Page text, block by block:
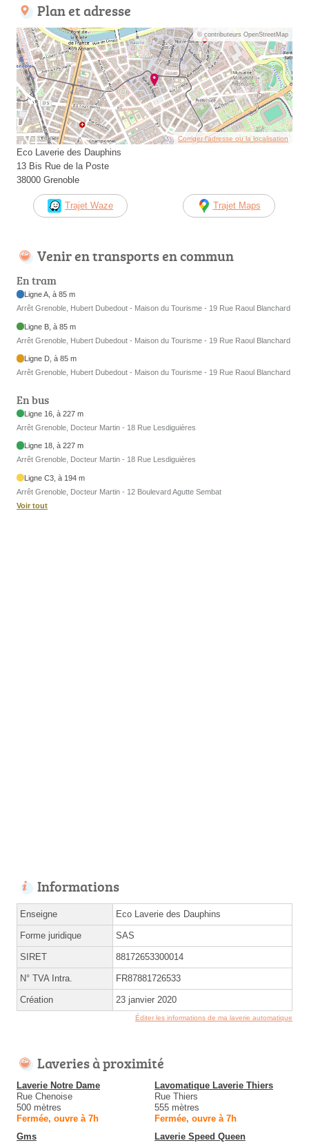
Plan et adresse
© contributeurs OpenStreetMap
Corriger l’adresse ou la localisation
Eco Laverie des Dauphins
13 Bis Rue de la Poste
38000 Grenoble
Trajet Waze Trajet Maps
Venir en transports en commun
En tram
Ligne A, à 85 m
Arrêt Grenoble, Hubert Dubedout - Maison du Tourisme - 19 Rue Raoul Blanchard
Ligne B, à 85 m
Arrêt Grenoble, Hubert Dubedout - Maison du Tourisme - 19 Rue Raoul Blanchard
Ligne D, à 85 m
Arrêt Grenoble, Hubert Dubedout - Maison du Tourisme - 19 Rue Raoul Blanchard
En bus
Ligne 16, à 227 m
Arrêt Grenoble, Docteur Martin - 18 Rue Lesdiguières
Ligne 18, à 227 m
Arrêt Grenoble, Docteur Martin - 18 Rue Lesdiguières
Ligne C3, à 194 m
Arrêt Grenoble, Docteur Martin - 12 Boulevard Agutte Sembat
Voir tout
Informations
Enseigne Eco Laverie des Dauphins
Forme juridique SAS
SIRET 88172653300014
N° TVA Intra. FR87881726533
Création 23 janvier 2020
Éditer les informations de ma laverie automatique
Laveries à proximité
Laverie Notre Dame
Rue Chenoise
500 mètres
Fermée, ouvre à 7h
Lavomatique Laverie Thiers
Rue Thiers
555 mètres
Fermée, ouvre à 7h
Gms
Laverie Speed Queen